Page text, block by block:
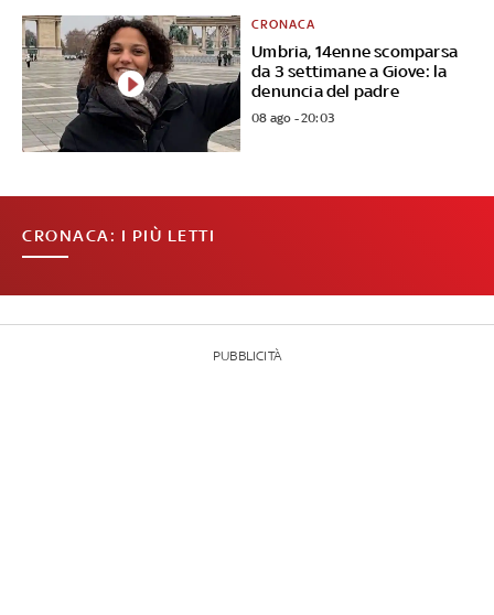
Umbria, 14enne scomparsa
da 3 settimane a Giove: la
denuncia del padre
CRONACA
08 ago - 20:03
CRONACA: I PIÙ LETTI
PUBBLICITÀ